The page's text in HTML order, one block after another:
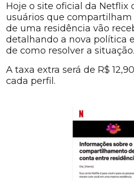
Hoje o site oficial da Netflix
usuários que
de uma residência vão
detalhando a nova política
de como resolver a situação.
A taxa extra será de R$
cada perfil.